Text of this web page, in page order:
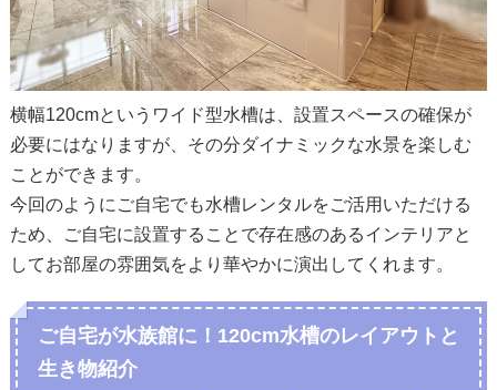
横幅120cmというワイド型水槽は、設置スペースの確保が
必要にはなりますが、その分ダイナミックな水景を楽しむ
ことができます。
今回のようにご自宅でも水槽レンタルをご活用いただける
ため、ご自宅に設置することで存在感のあるインテリアと
してお部屋の雰囲気をより華やかに演出してくれます。
ご自宅が水族館に！120cm水槽のレイアウトと
生き物紹介